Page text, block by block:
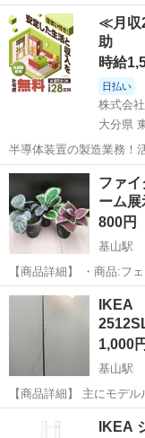
ズ：Φ10×H11.5cm 展示場で設置されていた商品です。 展示されてい
た商品のため、写真に写
佐賀 三養基郡
≪月収
助
時給
日払い
株式会
大分県
半導体装置の製造業務！
★赴任旅費会社負担◎20
給1,500円！《大分県中津市》 人気の工場のお仕事 ◇半導
のシート製造◇ ＊クリー
大分 中津市 東
ファ
ーム
800円
基山駅
【商品詳細】 ・商品:フェイクグリーン3点 鉢は陶器です。1点1点色合
いが違います。 ・サイズ：Φ10×H11.5cm 展示場で設置されていた商
品です。 展示されてい
佐賀 三養基郡
モデルルーム
IKEA
1,000円
基山駅
【商品詳細】 主にモデ
ます。 (※中にはモデルルーム使